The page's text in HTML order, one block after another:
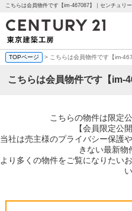
こちらは会員物件です【im-467087】｜センチュリ
TOPページ > こちらは会員物件です【im-
こちらは会員物件です【im-
こちらの物件は限定
【会員限定公
当社は売主様のプライバシー保護
きない最新物
より多くの物件をご覧になりたい
い